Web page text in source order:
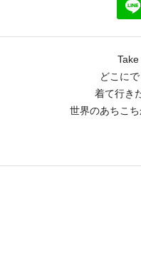
どこに
着て行き
世界のあちこち